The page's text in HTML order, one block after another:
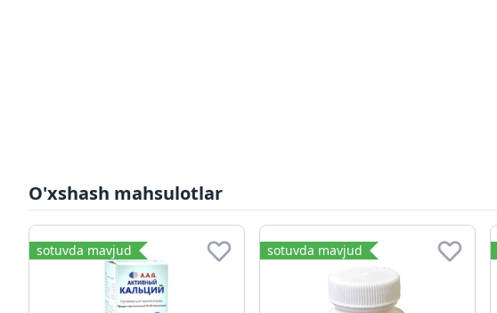
O'xshash mahsulotlar
sotuvda mavjud sotuvda mavjud